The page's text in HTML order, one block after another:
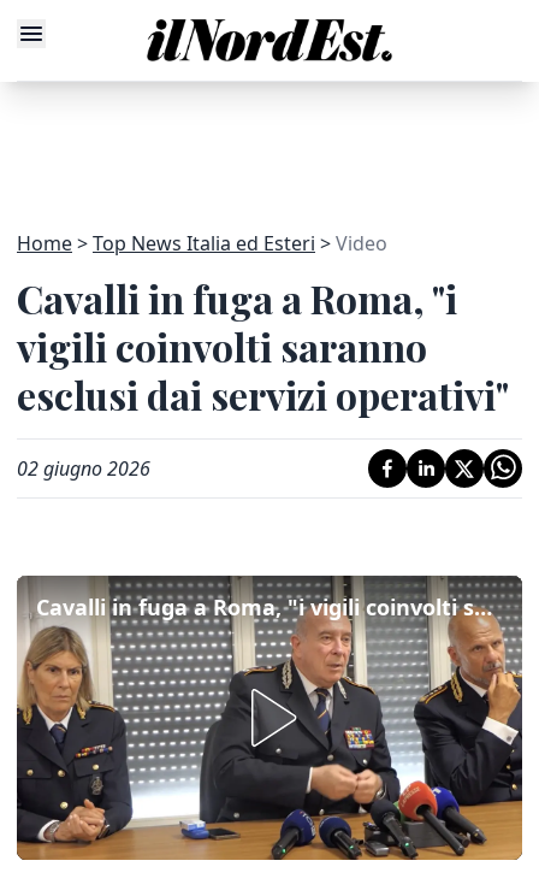
Home Top News Italia ed Esteri Video
Cavalli in fuga a Roma, "i
vigili coinvolti saranno
esclusi dai servizi operativi"
02 giugno 2026
Cavalli in fuga a Roma, "i vigili coinvolti saranno esclusi dai servizi operativi"